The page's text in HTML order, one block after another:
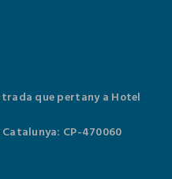
que pertany a Hotel
CP-470060